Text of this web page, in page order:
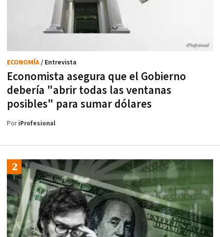
Economista asegura que el Gobierno
debería "abrir todas las ventanas
posibles" para sumar dólares
ECONOMÍA/ Entrevista
PoriProfesional